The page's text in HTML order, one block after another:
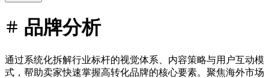
品牌分析
通过系统化拆解行业标杆的视觉体系、内容策略与用户互动模
式，帮助卖家快速掌握高转化品牌的核心要素。聚焦海外市场